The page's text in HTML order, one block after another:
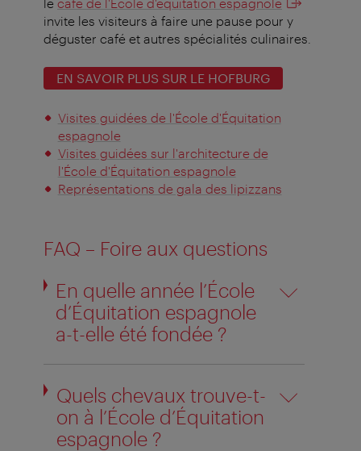
invite les visiteurs à faire une pause pour y
déguster café et autres spécialités culinaires.
EN SAVOIR PLUS SUR LE HOFBURG
Visites guidées de l'École d'Équitation
espagnole
Visites guidées sur l'architecture de
l'École d'Équitation espagnole
Représentations de gala des lipizzans
FAQ – Foire aux questions
En quelle année l’École
d’Équitation espagnole
a-t-elle été fondée ?
Quels chevaux trouve-t-
on à l’École d’Équitation
espagnole ?